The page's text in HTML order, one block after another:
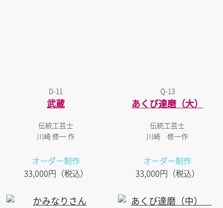
D-11
武蔵
伝統工芸士
川崎 修一 作
オーダー制作
33,000円（税込）
Q-13
あくび達磨（大）
伝統工芸士
川崎 修一作
オーダー制作
33,000円（税込）